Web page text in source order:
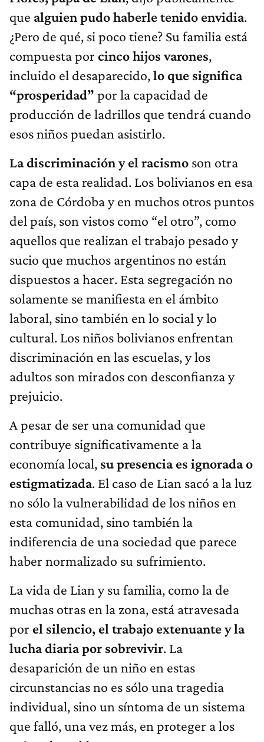
que alguien pudo haberle tenido envidia.
¿Pero de qué, si poco tiene? Su familia está
compuesta por cinco hijos varones,
incluido el desaparecido,lo que significa
“prosperidad” por la capacidad de
producción de ladrillos que tendrá cuando
esos niños puedan asistirlo.
La discriminación y el racismo son otra
capa de esta realidad. Los bolivianos en esa
zona de Córdoba y en muchos otros puntos
del país, son vistos como “el otro”, como
aquellos que realizan el trabajo pesado y
sucio que muchos argentinos no están
dispuestos a hacer. Esta segregación no
solamente se manifiesta en el ámbito
laboral, sino también en lo social y lo
cultural. Los niños bolivianos enfrentan
discriminación en las escuelas, y los
adultos son mirados con desconfianza y
prejuicio.
A pesar de ser una comunidad que
contribuye significativamente a la
economía local, su presencia es ignorada o
estigmatizada. El caso de Lian sacó a la luz
no sólo la vulnerabilidad de los niños en
esta comunidad, sino también la
indiferencia de una sociedad que parece
haber normalizado su sufrimiento.
La vida de Lian y su familia, como la de
muchas otras en la zona, está atravesada
por el silencio, el trabajo extenuante y la
lucha diaria por sobrevivir. La
desaparición de un niño en estas
circunstancias no es sólo una tragedia
individual, sino un síntoma de un sistema
que falló, una vez más, en proteger a los